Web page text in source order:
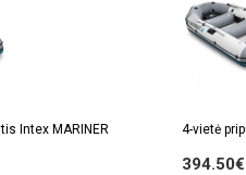
Intex MARINER 4-vietė
394.50€